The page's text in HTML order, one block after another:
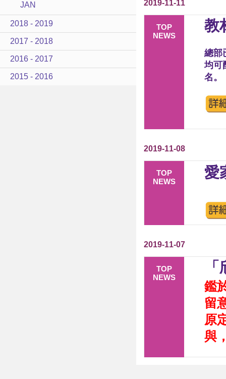
JAN
2018 - 2019
2017 - 2018
2016 - 2017
2015 - 2016
2019-11-11
TOP
NEWS
教
總部
均可
名。
2019-11-08
TOP
NEWS
愛
2019-11-07
TOP
NEWS
鑑
留
原
與